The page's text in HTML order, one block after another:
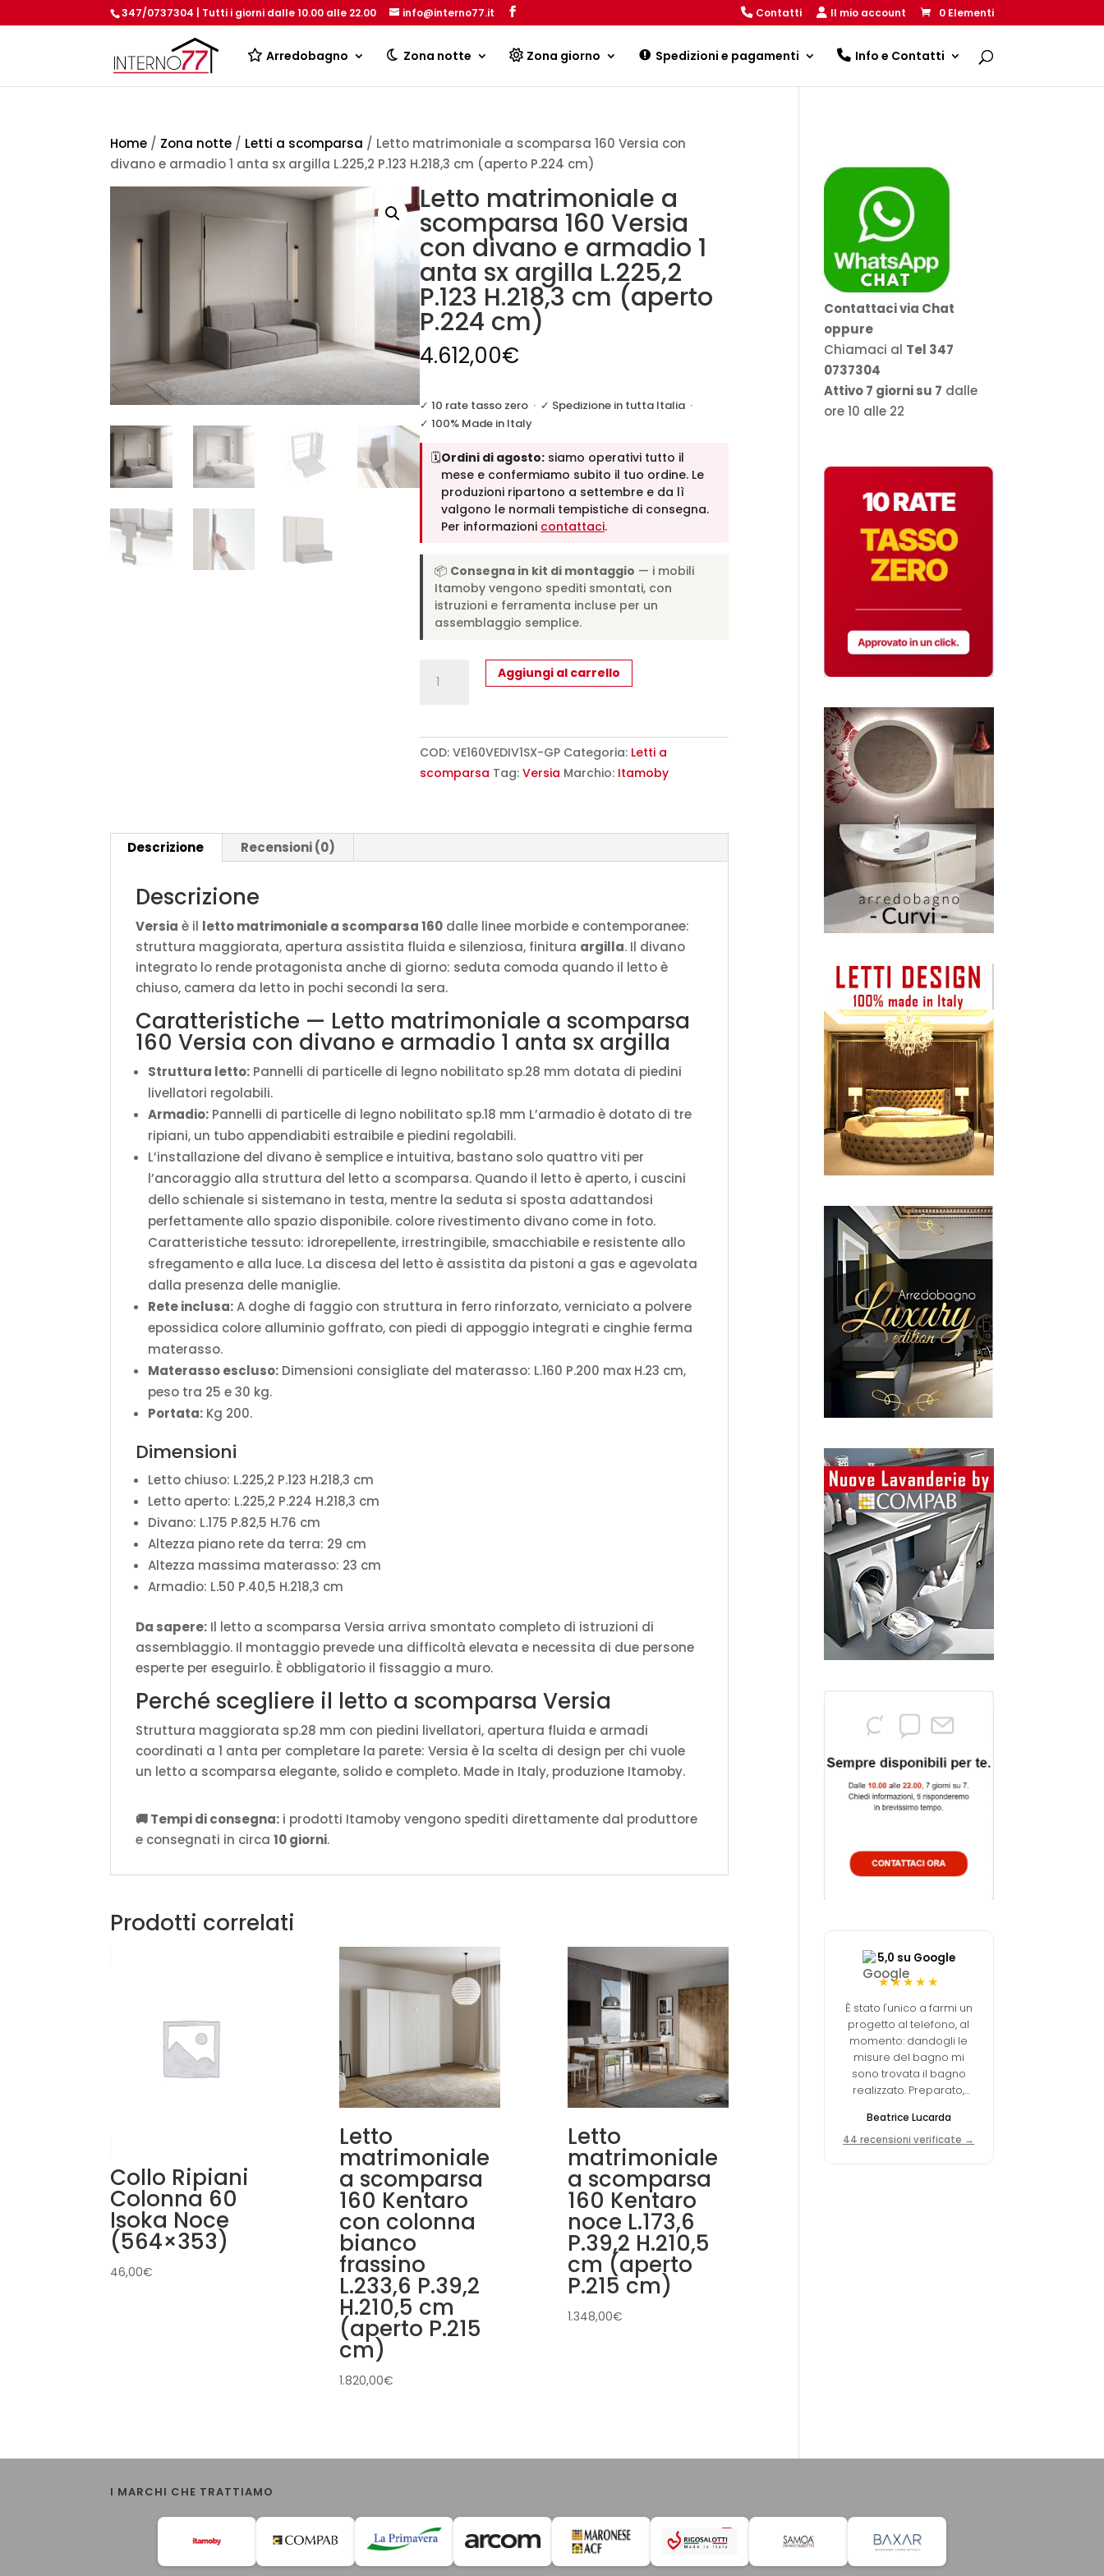
347/0737304 | Tutti i giorni dalle 10.00 alle 22.00 info@interno77.it Contatti Il mio account 0 Elementi
Arredobagno Zona notte Zona giorno Spedizioni e pagamenti Info e Contatti
Products
Home / Zona notte / Letti a scomparsa / Letto matrimoniale a scomparsa 160 Versia con
divano e armadio 1 anta sx argilla L.225,2 P.123 H.218,3 cm (aperto P.224 cm)
Letto matrimoniale a
scomparsa 160 Versia
con divano e armadio 1
anta sx argilla L.225,2
P.123 H.218,3 cm (aperto
P.224 cm)
4.612,00€
✓ 10 rate tasso zero· ✓ Spedizione in tutta Italia·
✓ 100% Made in Italy
🗓️Ordini di agosto:siamo operativi tutto il
mese e confermiamo subito il tuo ordine. Le
produzioni ripartono a settembre e da lì
valgono le normali tempistiche di consegna.
Per informazioni contattaci.
📦 Consegna in kit di montaggio — i mobili
Itamoby vengono spediti smontati, con
istruzioni e ferramenta incluse per un
assemblaggio semplice.
matrimoniale
160
Versia
e
argilla
L.225,2
P.123
H.218,3
cm
(aperto
cm)
Aggiungi al carrello
COD: VE160VEDIV1SX-GP Categoria: Letti a
scomparsa Tag: Versia Marchio: Itamoby
Descrizione Recensioni (0)
Descrizione
Versia è il letto matrimoniale a scomparsa 160 dalle linee morbide e contemporanee:
struttura maggiorata, apertura assistita fluida e silenziosa, finitura argilla. Il divano
integrato lo rende protagonista anche di giorno: seduta comoda quando il letto è
chiuso, camera da letto in pochi secondi la sera.
Caratteristiche — Letto matrimoniale a scomparsa
160 Versia con divano e armadio 1 anta sx argilla
Struttura letto: Pannelli di particelle di legno nobilitato sp.28 mm dotata di piedini
livellatori regolabili.
Armadio: Pannelli di particelle di legno nobilitato sp.18 mm L’armadio è dotato di tre
ripiani, un tubo appendiabiti estraibile e piedini regolabili.
L’installazione del divano è semplice e intuitiva, bastano solo quattro viti per
l’ancoraggio alla struttura del letto a scomparsa. Quando il letto è aperto, i cuscini
dello schienale si sistemano in testa, mentre la seduta si sposta adattandosi
perfettamente allo spazio disponibile. colore rivestimento divano come in foto.
Caratteristiche tessuto: idrorepellente, irrestringibile, smacchiabile e resistente allo
sfregamento e alla luce. La discesa del letto è assistita da pistoni a gas e agevolata
dalla presenza delle maniglie.
Rete inclusa:A doghe di faggio con struttura in ferro rinforzato, verniciato a polvere
epossidica colore alluminio goffrato, con piedi di appoggio integrati e cinghie ferma
materasso.
Materasso escluso: Dimensioni consigliate del materasso: L.160 P.200 max H.23 cm,
peso tra 25 e 30 kg.
Portata: Kg 200.
Dimensioni
Letto chiuso: L.225,2 P.123 H.218,3 cm
Letto aperto: L.225,2 P.224 H.218,3 cm
Divano: L.175 P.82,5 H.76 cm
Altezza piano rete da terra: 29 cm
Altezza massima materasso: 23 cm
Armadio: L.50 P.40,5 H.218,3 cm
Da sapere: Il letto a scomparsa Versia arriva smontato completo di istruzioni di
assemblaggio. Il montaggio prevede una difficoltà elevata e necessita di due persone
esperte per eseguirlo. È obbligatorio il fissaggio a muro.
Perché scegliere il letto a scomparsa Versia
Struttura maggiorata sp.28 mm con piedini livellatori, apertura fluida e armadi
coordinati a 1 anta per completare la parete: Versia è la scelta di design per chi vuole
un letto a scomparsa elegante, solido e completo. Made in Italy, produzione Itamoby.
🚚 Tempi di consegna: i prodotti Itamoby vengono spediti direttamente dal produttore
e consegnati in circa10 giorni.
Prodotti correlati
Collo Ripiani
Colonna 60
Isoka Noce
(564×353)
46,00€
Letto
matrimoniale
a scomparsa
160 Kentaro
con colonna
bianco
frassino
L.233,6 P.39,2
H.210,5 cm
(aperto P.215
cm)
1.820,00€
Letto
matrimoniale
a scomparsa
160 Kentaro
noce L.173,6
P.39,2 H.210,5
cm (aperto
P.215 cm)
1.348,00€
Contattaci via Chat
oppure
Chiamaci al Tel 347
0737304
Attivo 7 giorni su 7 dalle
ore 10 alle 22
5,0 su Google
★★★★★
È stato l'unico a farmi un
progetto al telefono, al
momento: dandogli le
misure del bagno mi
sono trovata il bagno
realizzato. Preparato,
molto concorrenziale.
Beatrice Lucarda
44 recensioni verificate →
I MARCHI CHE TRATTIAMO